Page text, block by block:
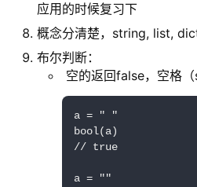
应用的时候复习下
概念分清楚，string, list,
布尔判断：
空的返回false，空格
a = " "
bool(a)
// true
a = ""